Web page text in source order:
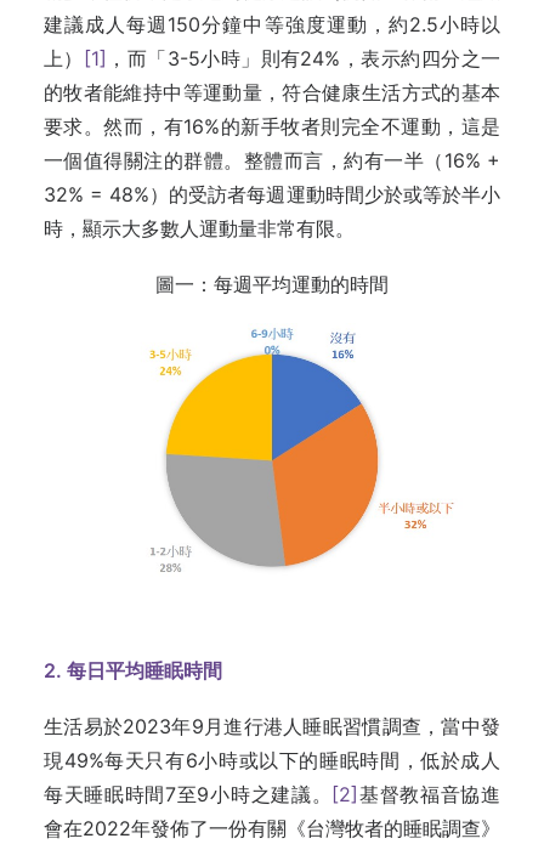
建議成人每週150分鐘中等強度運動，約2.5小時以
上）
[1] ，而「3-5小時」則有24%，表示約四分之一
的牧者能維持中等運動量，符合健康生活方式的基本
要求。然而，有16%的新手牧者則完全不運動，這是
一個值得關注的群體。整體而言，約有一半（16% +
32% = 48%）的受訪者每週運動時間少於或等於半小
時，顯示大多數人運動量非常有限。
圖一：每週平均運動的時間
2. 每日平均睡眠時間
生活易於2023年9月進行港人睡眠習慣調查，當中發
現49%每天只有6小時或以下的睡眠時間，低於成人
每天睡眠時間7至9小時之建議。 [2]基督教福音協進
會在2022年發佈了一份有關《台灣牧者的睡眠調查》